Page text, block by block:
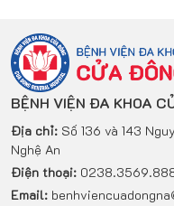
BỆNH VIỆN ĐA KHOA
Địa chỉ: Số 136 và 143
Nghệ An
Điện thoại:
Email: